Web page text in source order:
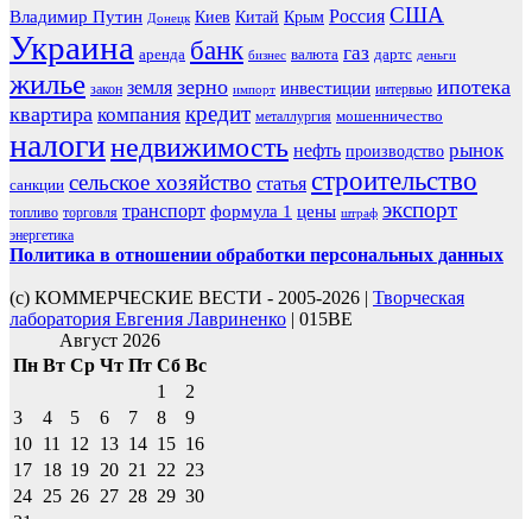
Владимир Путин Донецк Киев Китай Крым Россия США
Украина аренда банк бизнес валюта газ дартс деньги
жилье закон земля зерно импорт инвестиции интервью ипотека
квартира компания кредит металлургия мошенничество
налогинедвижимость нефть производство рынок
санкции сельское хозяйство статья строительство
топливо торговля транспорт формула 1 цены штраф экспорт
энергетика
Политика в отношении обработки персональных данных
(с) КОММЕРЧЕСКИЕ ВЕСТИ - 2005-2026 | Творческая
лаборатория Евгения Лавриненко | 015BE
Август 2026
Пн Вт Ср Чт Пт Сб Вс
1
2
3
4 5 6 7 8
9
10 11 12 13 14 15 16
17 18 19 20 21 22 23
24 25 26 27 28 29 30